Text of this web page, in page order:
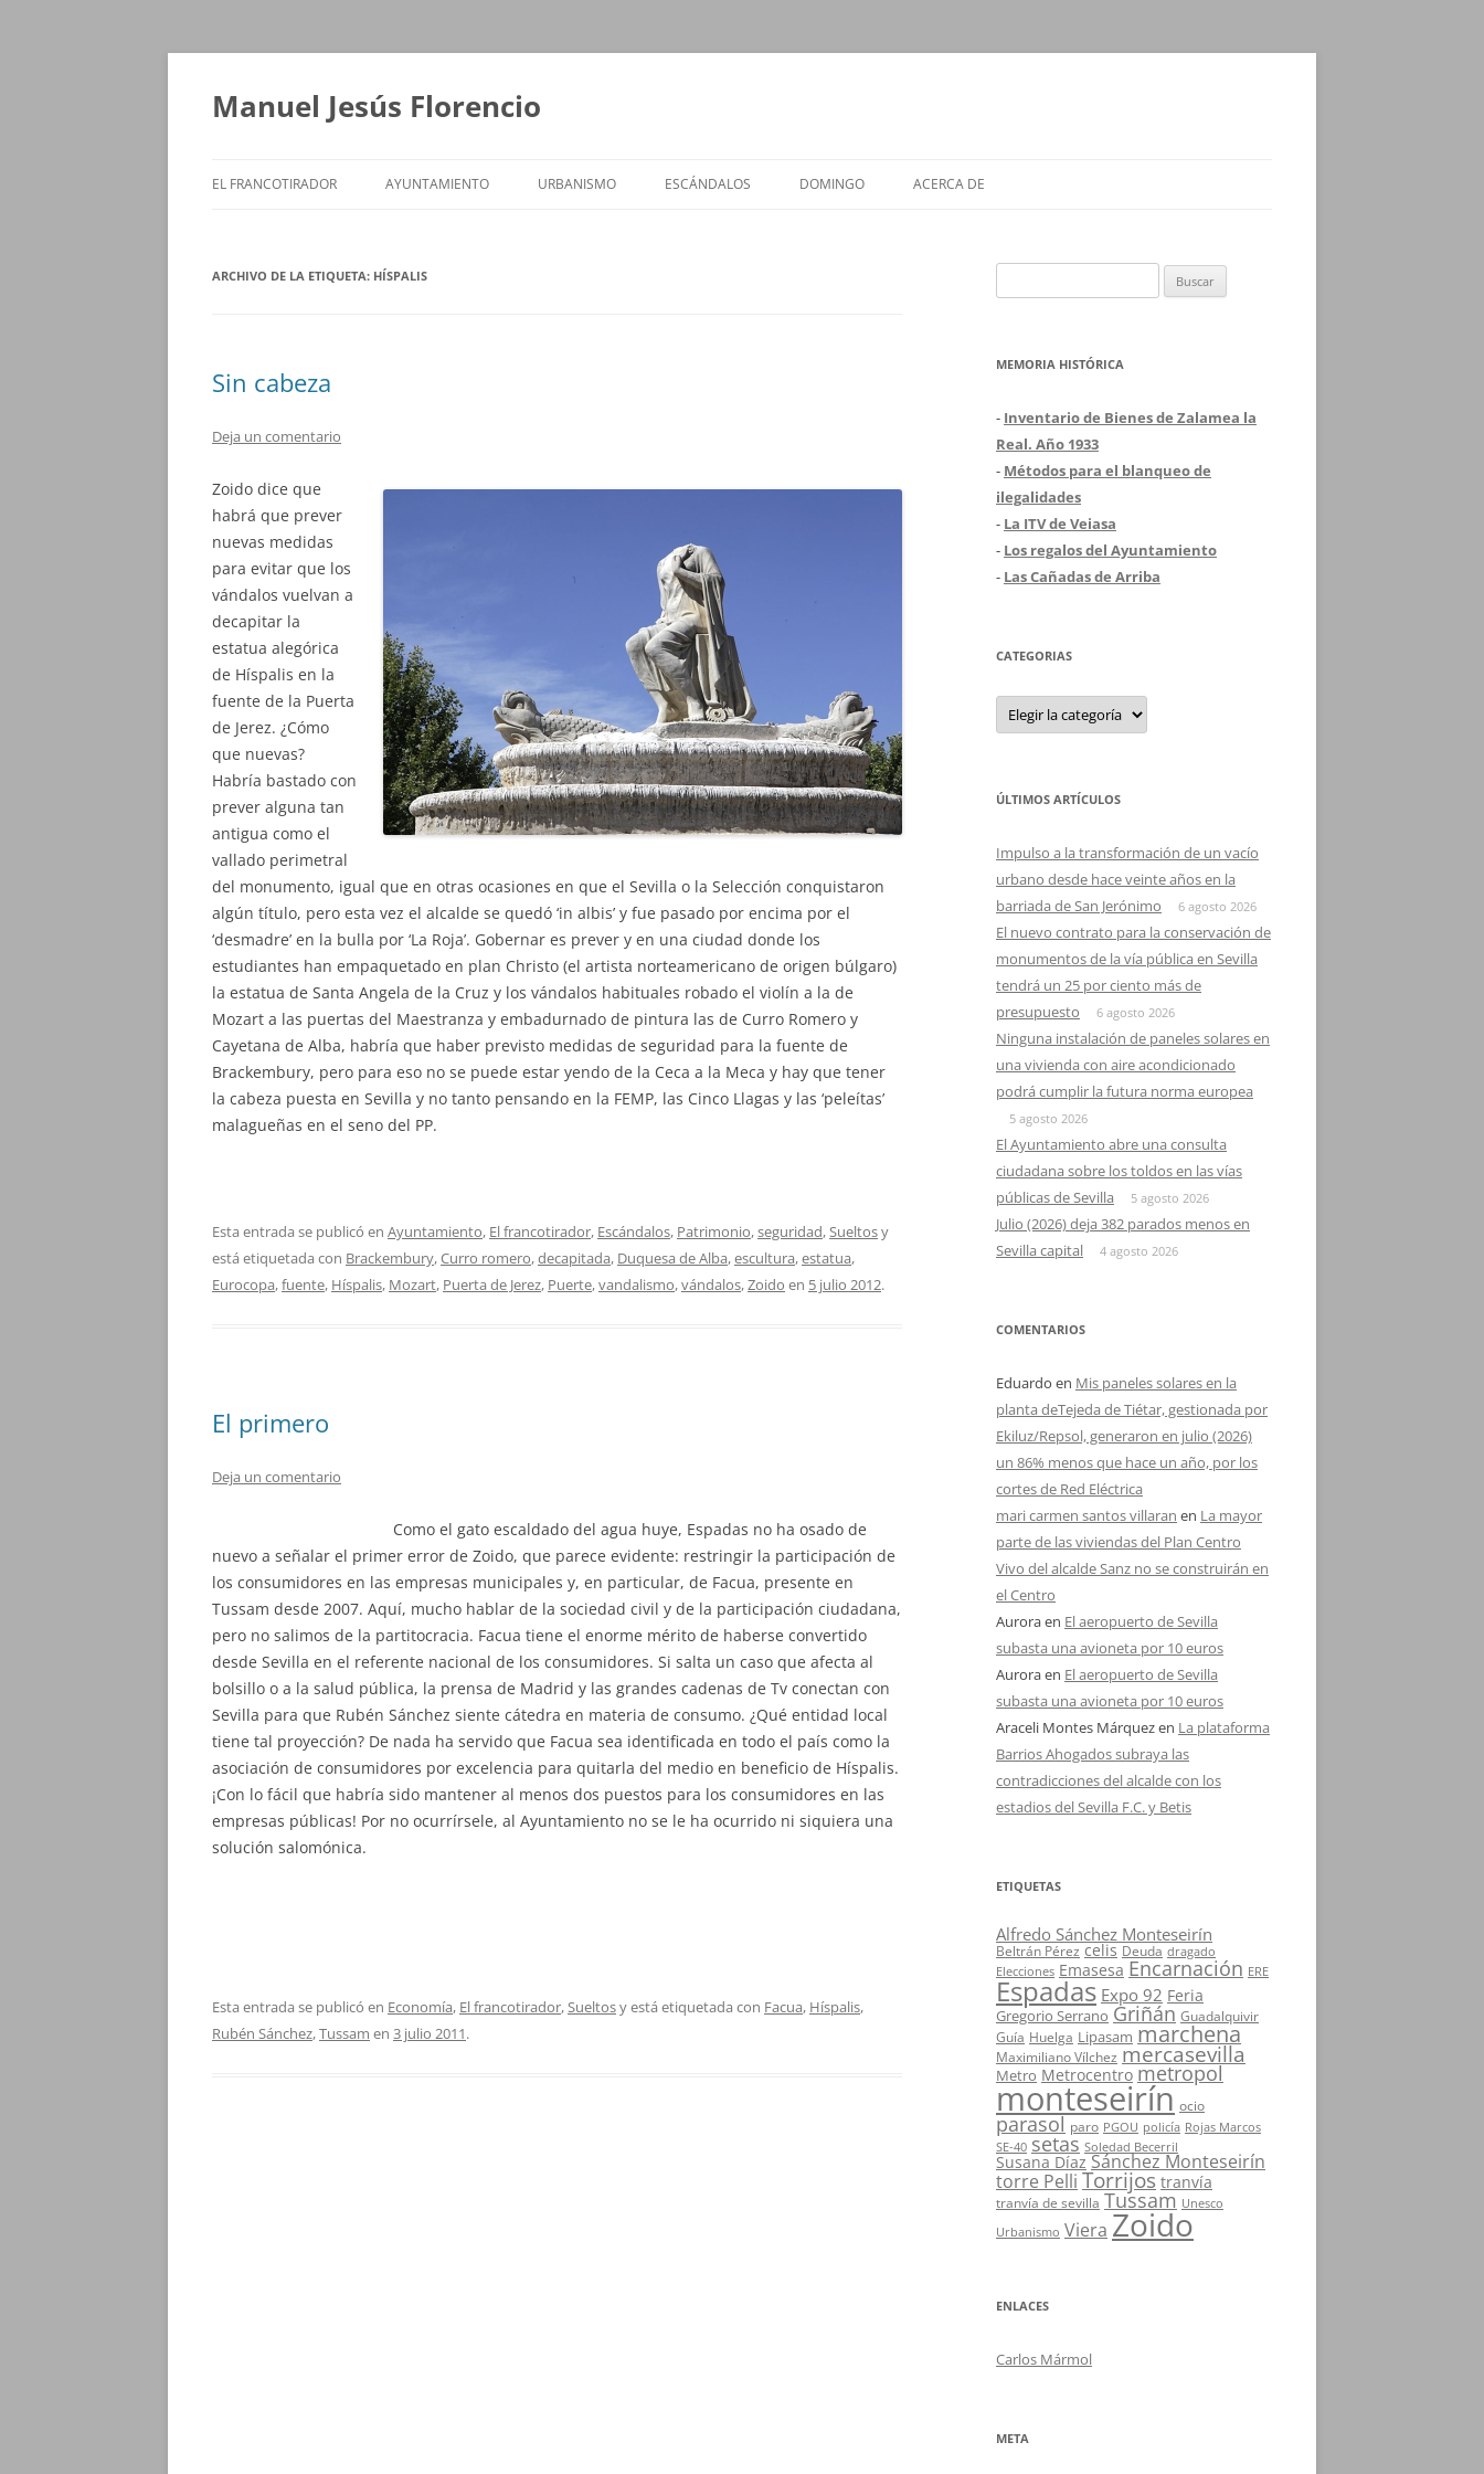
Saltar
Manuel Jesús Florencio
EL FRANCOTIRADOR AYUNTAMIENTO URBANISMO ESCÁNDALOS DOMINGO ACERCA DE
ARCHIVO DE LA ETIQUETA: HÍSPALIS
Sin cabeza
Deja un comentario
Zoido dice que
habrá que prever
nuevas medidas
para evitar que los
vándalos vuelvan a
decapitar la
estatua alegórica
de Híspalis en la
fuente de la Puerta
de Jerez. ¿Cómo
que nuevas?
Habría bastado con
prever alguna tan
antigua como el
vallado perimetral
del monumento, igual que en otras ocasiones en que el Sevilla o la Selección conquistaron
algún título, pero esta vez el alcalde se quedó ‘in albis’ y fue pasado por encima por el
‘desmadre’ en la bulla por ‘La Roja’. Gobernar es prever y en una ciudad donde los
estudiantes han empaquetado en plan Christo (el artista norteamericano de origen búlgaro)
la estatua de Santa Angela de la Cruz y los vándalos habituales robado el violín a la de
Mozart a las puertas del Maestranza y embadurnado de pintura las de Curro Romero y
Cayetana de Alba, habría que haber previsto medidas de seguridad para la fuente de
Brackembury, pero para eso no se puede estar yendo de la Ceca a la Meca y hay que tener
la cabeza puesta en Sevilla y no tanto pensando en la FEMP, las Cinco Llagas y las ‘peleítas’
malagueñas en el seno del PP.
Esta entrada se publicó en Ayuntamiento, El francotirador, Escándalos, Patrimonio,seguridad,Sueltosy
está etiquetada con Brackembury,Curro romero,decapitada, Duquesa de Alba,escultura,estatua,
Eurocopa,fuente, Híspalis, Mozart, Puerta de Jerez, Puerte,vandalismo,vándalos,Zoido en 5 julio 2012.
El primero
Deja un comentario
Como el gato escaldado del agua huye, Espadas no ha osado de
nuevo a señalar el primer error de Zoido, que parece evidente: restringir la participación de
los consumidores en las empresas municipales y, en particular, de Facua, presente en
Tussam desde 2007. Aquí, mucho hablar de la sociedad civil y de la participación ciudadana,
pero no salimos de la partitocracia. Facua tiene el enorme mérito de haberse convertido
desde Sevilla en el referente nacional de los consumidores. Si salta un caso que afecta al
bolsillo o a la salud pública, la prensa de Madrid y las grandes cadenas de Tv conectan con
Sevilla para que Rubén Sánchez siente cátedra en materia de consumo. ¿Qué entidad local
tiene tal proyección? De nada ha servido que Facua sea identificada en todo el país como la
asociación de consumidores por excelencia para quitarla del medio en beneficio de Híspalis.
¡Con lo fácil que habría sido mantener al menos dos puestos para los consumidores en las
empresas públicas! Por no ocurrírsele, al Ayuntamiento no se le ha ocurrido ni siquiera una
solución salomónica.
Esta entrada se publicó en Economía, El francotirador,Sueltosy está etiquetada con Facua, Híspalis,
Rubén Sánchez,Tussam en 3 julio 2011.
MEMORIA HISTÓRICA
- Inventario de Bienes de Zalamea la
Real. Año 1933
- Métodos para el blanqueo de
ilegalidades
- La ITV de Veiasa
- Los regalos del Ayuntamiento
- Las Cañadas de Arriba
CATEGORIAS
Categorias
ÚLTIMOS ARTÍCULOS
Impulso a la transformación de un vacío
urbano desde hace veinte años en la
barriada de San Jerónimo
6 agosto 2026
El nuevo contrato para la conservación de
monumentos de la vía pública en Sevilla
tendrá un 25 por ciento más de
presupuesto
6 agosto 2026
Ninguna instalación de paneles solares en
una vivienda con aire acondicionado
podrá cumplir la futura norma europea
5 agosto 2026
El Ayuntamiento abre una consulta
ciudadana sobre los toldos en las vías
públicas de Sevilla
5 agosto 2026
Julio (2026) deja 382 parados menos en
Sevilla capital
4 agosto 2026
COMENTARIOS
Eduardo en Mis paneles solares en la
planta deTejeda de Tiétar, gestionada por
Ekiluz/Repsol, generaron en julio (2026)
un 86% menos que hace un año, por los
cortes de Red Eléctrica
mari carmen santos villaran en La mayor
parte de las viviendas del Plan Centro
Vivo del alcalde Sanz no se construirán en
el Centro
Auroraen El aeropuerto de Sevilla
subasta una avioneta por 10 euros
Auroraen El aeropuerto de Sevilla
subasta una avioneta por 10 euros
Araceli Montes Márquezen La plataforma
Barrios Ahogados subraya las
contradicciones del alcalde con los
estadios del Sevilla F.C. y Betis
ETIQUETAS
Alfredo Sánchez Monteseirín
Beltrán Pérez celis Deuda dragado
Elecciones Emasesa Encarnación ERE
Espadas Expo 92 Feria
Gregorio Serrano Griñán Guadalquivir
Guía Huelga Lipasam marchena
Maximiliano Vílchez mercasevilla
Metro Metrocentro metropol
monteseirín ocio
parasol paro PGOU policía Rojas Marcos
SE-40 setas Soledad Becerril
Susana Díaz Sánchez Monteseirín
torre Pelli Torrijos tranvía
tranvía de sevilla Tussam Unesco
Urbanismo Viera Zoido
ENLACES
Carlos Mármol
META